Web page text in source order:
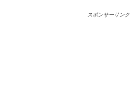
スポンサーリンク